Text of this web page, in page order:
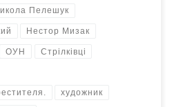
Пелешук
Нестор Мизак
ОУН Стрілківці
художник